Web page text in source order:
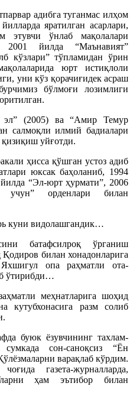
адибга туганмас илҳом
яратилган асарлари,
этувчи ўнлаб мақолалари
йилда “Маънавият”
кўзлари” тўпламидан ўрин
юрт истиқлоли
уни кўз қорачиғидек асраш
бўлмоғи лозимлиги
(2005) ва “Амир Темур
салмоқли илмий бадиалари
қизиқиш уйғотди.
ҳисса қўшган устоз адиб
юксак баҳоланиб, 1994
“Эл-юрт ҳурмати”, 2006
учун” орденлари билан
куни видолашгандик…
батафсилроқ ўрганиш
билан хонадонларига
опа раҳматли ота-
ўтирибди…
меҳнатларига шоҳид
кутубхонасига разм солиб
буюк ёзувчининг тахлам-
сон-саноқсиз “Ён
варақлаб кўрдим.
газета-журналларда,
ҳам эътибор билан